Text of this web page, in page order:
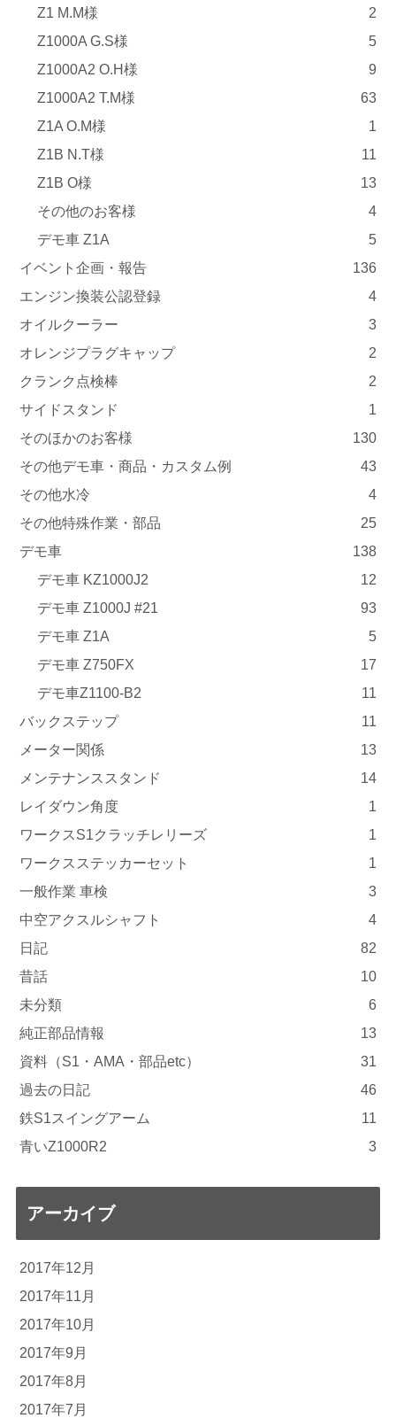
Z1 M.M様
2
Z1000A G.S様
5
Z1000A2 O.H様
9
Z1000A2 T.M様
63
Z1A O.M様
1
Z1B N.T様
11
Z1B O様
13
その他のお客様
4
デモ車 Z1A
5
イベント企画・報告
136
エンジン換装公認登録
4
オイルクーラー
3
オレンジプラグキャップ
2
クランク点検棒
2
サイドスタンド
1
そのほかのお客様
130
その他デモ車・商品・カスタム例
43
その他水冷
4
その他特殊作業・部品
25
デモ車
138
デモ車 KZ1000J2
12
デモ車 Z1000J #21
93
デモ車 Z1A
5
デモ車 Z750FX
17
デモ車Z1100-B2
11
バックステップ
11
メーター関係
13
メンテナンススタンド
14
レイダウン角度
1
ワークスS1クラッチレリーズ
1
ワークスステッカーセット
1
一般作業 車検
3
中空アクスルシャフト
4
日記
82
昔話
10
未分類
6
純正部品情報
13
資料（S1・AMA・部品etc）
31
過去の日記
46
鉄S1スイングアーム
11
青いZ1000R2
3
アーカイブ
2017年12月
2017年11月
2017年10月
2017年9月
2017年8月
2017年7月